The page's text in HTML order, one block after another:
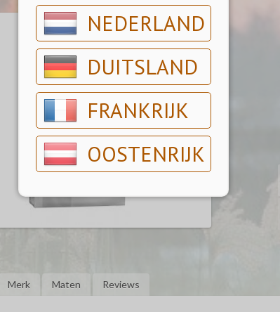
NEDERLAND
DUITSLAND
FRANKRIJK
OOSTENRIJK
Merk Maten Reviews